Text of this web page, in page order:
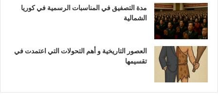
مدة التصفيق في المناسبات الرسمية في كوريا
الشمالية
العصور التاريخية و أهم التحولات التي اعتمدت في
تقسيمها